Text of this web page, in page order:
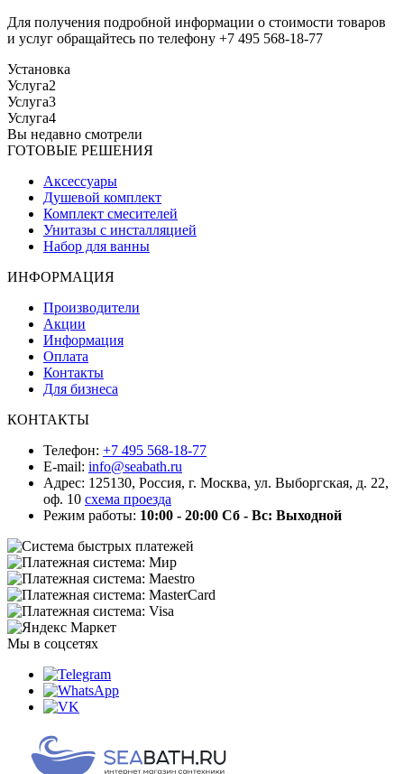
Для получения подробной информации о стоимости товаров
и услуг обращайтесь по телефону +7 495 568-18-77
Установка
Услуга2
Услуга3
Услуга4
Вы недавно смотрели
ГОТОВЫЕ РЕШЕНИЯ
Аксессуары
Душевой комплект
Комплект смесителей
Унитазы с инсталляцией
Набор для ванны
ИНФОРМАЦИЯ
Производители
Акции
Информация
Оплата
Контакты
Для бизнеса
КОНТАКТЫ
Телефон: +7 495 568-18-77
E-mail: info@seabath.ru
Адрес: 125130, Россия, г. Москва, ул. Выборгская, д. 22,
оф. 10 схема проезда
Режим работы: 10:00 - 20:00 Сб - Вс: Выходной
Мы в соцсетях